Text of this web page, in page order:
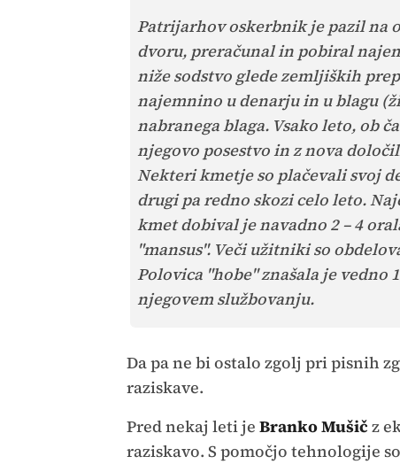
Patrijarhov oskerbnik je pazil na
dvoru, preračunal in pobiral
niže sodstvo glede zemljiških
najemnino u denarju in u blagu
nabranega blaga. Vsako leto, ob
njegovo posestvo in z nova
Nekteri kmetje so plačevali svoj
drugi pa redno skozi celo leto.
kmet dobival je navadno 2 – 4
"mansus". Veči užitniki so
Polovica "hobe" znašala je vedno
njegovem službovanju.
Da pa ne bi ostalo zgolj pri pisnih
raziskave.
Pred nekaj leti je Branko Mušič z
raziskavo. S pomočjo tehnologije